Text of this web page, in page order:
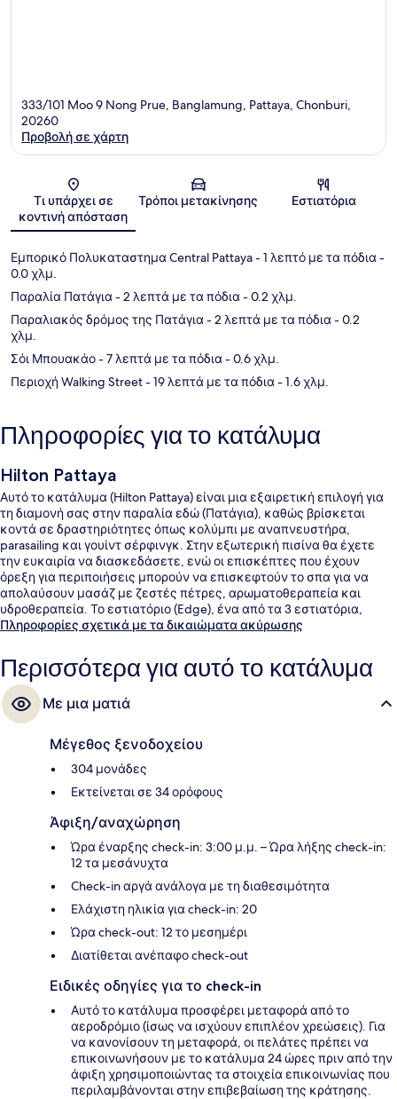
333/101 Moo 9 Nong Prue, Banglamung, Pattaya, Chonburi,
20260
Προβολή σε χάρτη
Τι υπάρχει σε
κοντινή απόσταση
Τρόποι μετακίνησης Εστιατόρια
Εμπορικό Πολυκαταστημα Central Pattaya- 1 λεπτό με τα πόδια-
0.0 χλμ.
Παραλία Πατάγια- 2 λεπτά με τα πόδια- 0.2 χλμ.
Παραλιακός δρόμος της Πατάγια- 2 λεπτά με τα πόδια- 0.2
χλμ.
Σόι Μπουακάο- 7 λεπτά με τα πόδια- 0.6 χλμ.
Περιοχή Walking Street- 19 λεπτά με τα πόδια- 1.6 χλμ.
Πληροφορίες για το κατάλυμα
Hilton Pattaya
Αυτό το κατάλυμα (Hilton Pattaya) είναι μια εξαιρετική επιλογή για
τη διαμονή σας στην παραλία εδώ (Πατάγια), καθώς βρίσκεται
κοντά σε δραστηριότητες όπως κολύμπι με αναπνευστήρα,
parasailing και γουίντ σέρφινγκ. Στην εξωτερική πισίνα θα έχετε
την ευκαιρία να διασκεδάσετε, ενώ οι επισκέπτες που έχουν
όρεξη για περιποιήσεις μπορούν να επισκεφτούν το σπα για να
απολαύσουν μασάζ με ζεστές πέτρες, αρωματοθεραπεία και
υδροθεραπεία. Το εστιατόριο (Edge), ένα από τα 3 εστιατόρια,
προσφέρει θέα στην παραλία και σερβίρει πρωινό, μεσημεριανό
(πολυτελείας) είναι 2 μπαρ/lounge, βεράντα στο ρετιρέ και μπαρ
δίπλα στην πισίνα. Για το εξυπηρετικό προσωπικό και τη συνολική
κατάσταση του καταλύματος το κατάλυμα λαμβάνει καλή
βαθμολογία από τους ταξιδιώτες.
Πληροφορίες σχετικά με τα δικαιώματα ακύρωσης
Περισσότερα για αυτό το κατάλυμα
Με μια ματιά
Μέγεθος ξενοδοχείου
304 μονάδες
Εκτείνεται σε 34 ορόφους
Άφιξη/αναχώρηση
Ώρα έναρξης check-in: 3:00 μ.μ. – Ώρα λήξης check-in:
12 τα μεσάνυχτα
Check-in αργά ανάλογα με τη διαθεσιμότητα
Ελάχιστη ηλικία για check-in: 20
Ώρα check-out: 12 το μεσημέρι
Διατίθεται ανέπαφο check-out
Ειδικές οδηγίες για το check-in
Αυτό το κατάλυμα προσφέρει μεταφορά από το
αεροδρόμιο (ίσως να ισχύουν επιπλέον χρεώσεις). Για
να κανονίσουν τη μεταφορά, οι πελάτες πρέπει να
επικοινωνήσουν με το κατάλυμα 24 ώρες πριν από την
άφιξη χρησιμοποιώντας τα στοιχεία επικοινωνίας που
περιλαμβάνονται στην επιβεβαίωση της κράτησης.